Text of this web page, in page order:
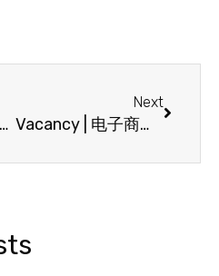
The Art and Science of Cut in Diamond 4C: A Guide for Discerning Jewelry Enthusiasts
Next
Vacancy | 电子商务运营 E-commerce Operations Executive